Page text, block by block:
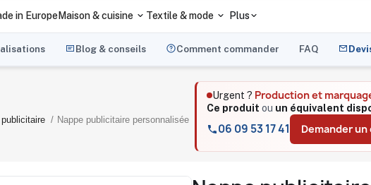
in EuropeMaison & cuisine Textile & mode Plus
Blog & conseils Comment commander FAQ
Nappe publicitaire personnalisée
Urgent ? Production et
Ce produit ou un équivalent
06 09 53 17 41 Demander